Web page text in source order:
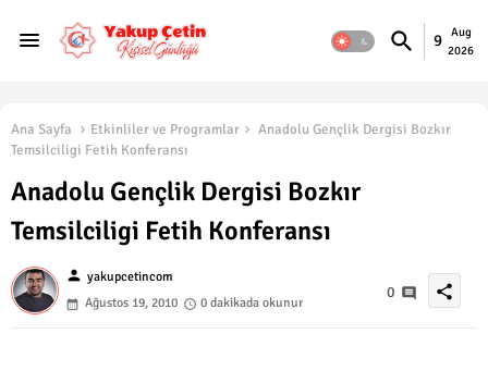
9
Aug
2026
Ana Sayfa Etkinliler ve Programlar
Anadolu Gençlik Dergisi Bozkır
Temsilciligi Fetih Konferansı
Anadolu Gençlik Dergisi Bozkır
Temsilciligi Fetih Konferansı
person yakupcetincom
Ağustos 19, 2010
0 dakikada okunur
0 share